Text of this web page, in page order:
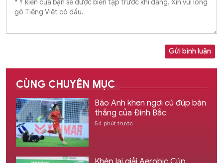
Gửi bình luận
CÙNG CHUYÊN MỤC
Báo Anh khen ngợi cú đúp bàn
thắng của Đình Bắc
54 phút trước